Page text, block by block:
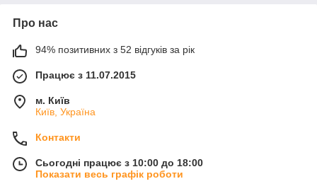
Про нас
94% позитивних з 52 відгуків за рік
Працює з 11.07.2015
м. Київ
Київ, Україна
Контакти
Сьогодні працює з 10:00 до 18:00
Показати весь графік роботи